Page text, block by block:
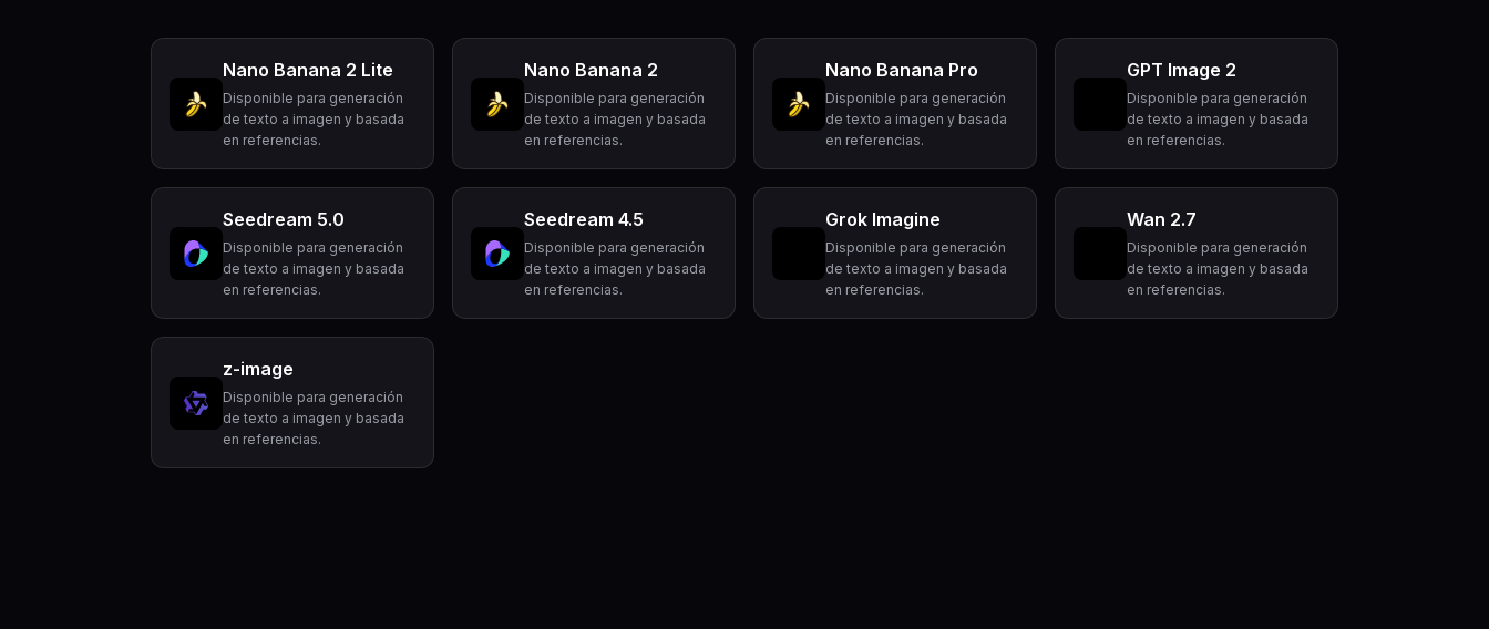
Nano Banana 2 Lite
Disponible para generación
de texto a imagen y basada
en referencias.
Nano Banana 2
Disponible para generación
de texto a imagen y basada
en referencias.
Nano Banana Pro
Disponible para generación
de texto a imagen y basada
en referencias.
GPT Image 2
Disponible para generación
de texto a imagen y basada
en referencias.
Seedream 5.0
Disponible para generación
de texto a imagen y basada
en referencias.
Seedream 4.5
Disponible para generación
de texto a imagen y basada
en referencias.
Grok Imagine
Disponible para generación
de texto a imagen y basada
en referencias.
Wan 2.7
Disponible para generación
de texto a imagen y basada
en referencias.
z-image
Disponible para generación
de texto a imagen y basada
en referencias.